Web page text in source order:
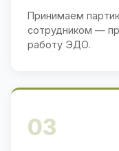
Принимаем
сотрудником —
работу ЭДО.
03